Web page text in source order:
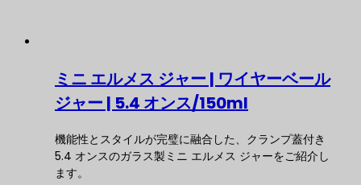
ミニ エルメス ジャー | ワイヤーベール
ジャー | 5.4 オンス/150ml
機能性とスタイルが完璧に融合した、クランプ蓋付き
5.4 オンスのガラス製ミニ エルメス ジャーをご紹介し
ます。